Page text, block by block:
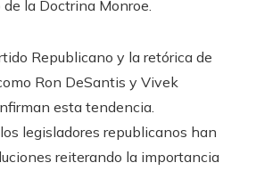
la Doctrina Monroe.
Republicano y la retórica de
Ron DeSantis y Vivek
esta tendencia.
legisladores republicanos han
reiterando la importancia